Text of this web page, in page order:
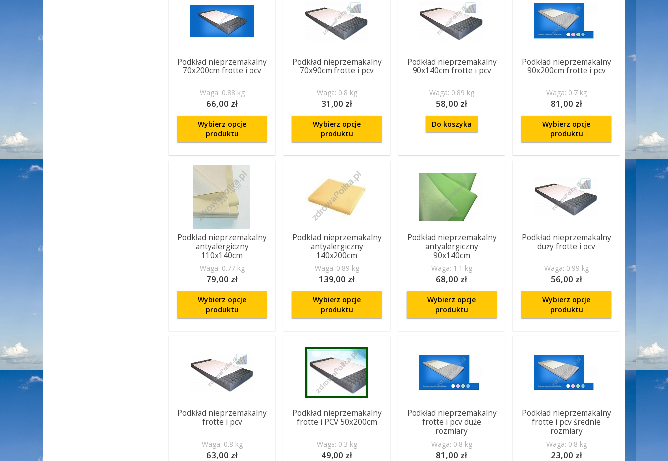
Podkład nieprzemakalny
70x200cm frotte i pcv
Waga: 0.88 kg
66,00 zł
Wybierz opcje
produktu
Podkład nieprzemakalny
70x90cm frotte i pcv
Waga: 0.8 kg
31,00 zł
Wybierz opcje
produktu
Podkład nieprzemakalny
90x140cm frotte i pcv
Waga: 0.89 kg
58,00 zł
Do koszyka
Podkład nieprzemakalny
90x200cm frotte i pcv
Waga: 0.7 kg
81,00 zł
Wybierz opcje
produktu
Podkład nieprzemakalny
antyalergiczny
110x140cm
Waga: 0.77 kg
79,00 zł
Wybierz opcje
produktu
Podkład nieprzemakalny
antyalergiczny
140x200cm
Waga: 0.89 kg
139,00 zł
Wybierz opcje
produktu
Podkład nieprzemakalny
antyalergiczny
90x140cm
Waga: 1.1 kg
68,00 zł
Wybierz opcje
produktu
Podkład nieprzemakalny
duży frotte i pcv
Waga: 0.99 kg
56,00 zł
Wybierz opcje
produktu
Podkład nieprzemakalny
frotte i pcv
Waga: 0.8 kg
63,00 zł
Podkład nieprzemakalny
frotte i PCV 50x200cm
Waga: 0.3 kg
49,00 zł
Podkład nieprzemakalny
frotte i pcv duże
rozmiary
Waga: 0.8 kg
81,00 zł
Podkład nieprzemakalny
frotte i pcv średnie
rozmiary
Waga: 0.8 kg
23,00 zł